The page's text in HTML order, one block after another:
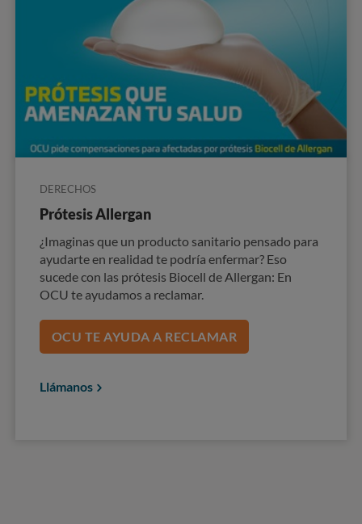
DERECHOS
Prótesis Allergan
¿Imaginas que un producto sanitario pensado para
ayudarte en realidad te podría enfermar? Eso
sucede con las prótesis Biocell de Allergan: En
OCU te ayudamos a reclamar.
OCU TE AYUDA A RECLAMAR
Llámanos